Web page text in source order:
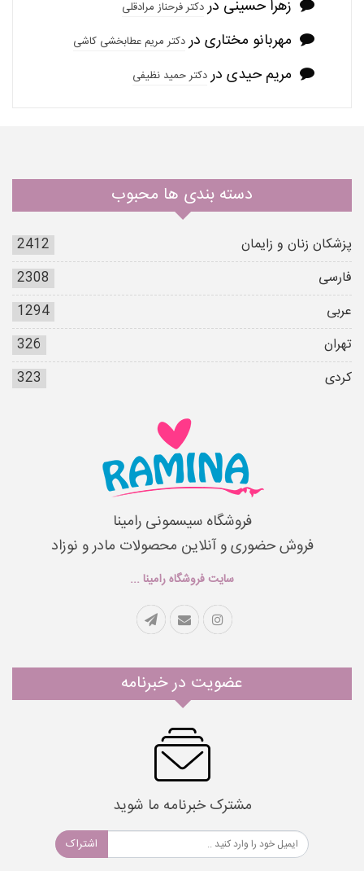
زهرا حسینی دردکتر فرحناز مرادقلی
مهربانو مختاری دردکتر مریم عطابخشی کاشی
مریم حیدی دردکتر حمید نظیفی
دسته بندی ها محبوب
پزشکان زنان و زایمان
2412
فارسی
2308
عربی
1294
تهران
326
کردی
323
فروشگاه سیسمونی رامینا
فروش حضوری و آنلاین محصولات مادر و نوزاد
سایت فروشگاه رامینا ...
عضویت در خبرنامه
مشترک خبرنامه ما شوید
اشتراک